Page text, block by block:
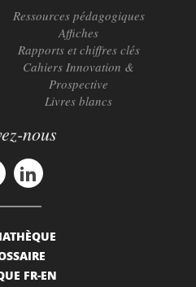
Ressources pédagogiques
Affiches
Rapports et chiffres clés
Cahiers Innovation &
Prospective
Livres blancs
nous
FR-EN